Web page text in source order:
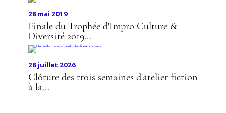
28 mai 2019
Finale du Trophée d'Impro Culture &
Diversité 2019...
28 juillet 2026
Clôture des trois semaines d'atelier fiction
à la...